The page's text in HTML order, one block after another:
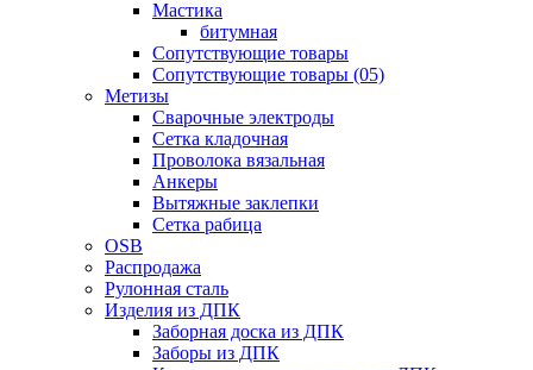
Мастика
битумная
Сопутствующие товары
Сопутствующие товары (05)
Метизы
Сварочные электроды
Сетка кладочная
Проволока вязальная
Анкеры
Вытяжные заклепки
Сетка рабица
OSB
Распродажа
Рулонная сталь
Изделия из ДПК
Заборная доска из ДПК
Заборы из ДПК